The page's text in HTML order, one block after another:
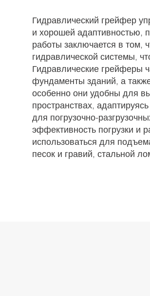
Гидравлический грейфер
и хорошей адаптивностью,
работы заключается в том,
гидравлической системы,
Гидравлические грейферы
фундаменты зданий, а
особенно они удобны для
пространствах,
для погрузочно-
эффективность погрузки и
использоваться для
песок и гравий, стальной